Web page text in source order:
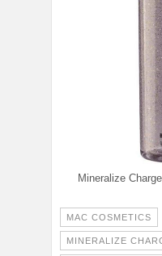
Mineralize
MAC COSMETICS
MINERALIZE